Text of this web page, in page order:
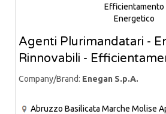
Agenti Plurimandatari -
Rinnovabili -
Company/Brand: Enegan S.p.A.
Abruzzo Basilicata Marche Molise